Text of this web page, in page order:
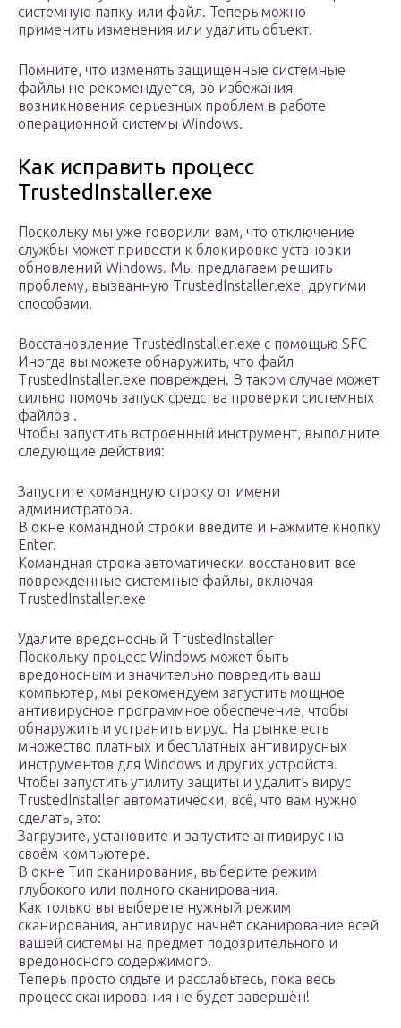
системную папку или файл. Теперь можно
применить изменения или удалить объект.
Помните, что изменять защищенные системные
файлы не рекомендуется, во избежания
возникновения серьезных проблем в работе
операционной системы Windows.
Как исправить процесс
TrustedInstaller.exe
Поскольку мы уже говорили вам, что отключение
службы может привести к блокировке установки
обновлений Windows. Мы предлагаем решить
проблему, вызванную TrustedInstaller.exe, другими
способами.
Восстановление TrustedInstaller.exe с помощью SFC
Иногда вы можете обнаружить, что файл
TrustedInstaller.exe поврежден. В таком случае может
сильно помочь запуск средства проверки системных
файлов .
Чтобы запустить встроенный инструмент, выполните
следующие действия:
Запустите командную строку от имени
администратора.
В окне командной строки введите и нажмите кнопку
Enter.
Командная строка автоматически восстановит все
поврежденные системные файлы, включая
TrustedInstaller.exe
Удалите вредоносный TrustedInstaller
Поскольку процесс Windows может быть
вредоносным и значительно повредить ваш
компьютер, мы рекомендуем запустить мощное
антивирусное программное обеспечение, чтобы
обнаружить и устранить вирус. На рынке есть
множество платных и бесплатных антивирусных
инструментов для Windows и других устройств.
Чтобы запустить утилиту защиты и удалить вирус
TrustedInstaller автоматически, всё, что вам нужно
сделать, это:
Загрузите, установите и запустите антивирус на
своём компьютере.
В окне Тип сканирования, выберите режим
глубокого или полного сканирования.
Как только вы выберете нужный режим
сканирования, антивирус начнёт сканирование всей
вашей системы на предмет подозрительного и
вредоносного содержимого.
Теперь просто сядьте и расслабьтесь, пока весь
процесс сканирования не будет завершён!